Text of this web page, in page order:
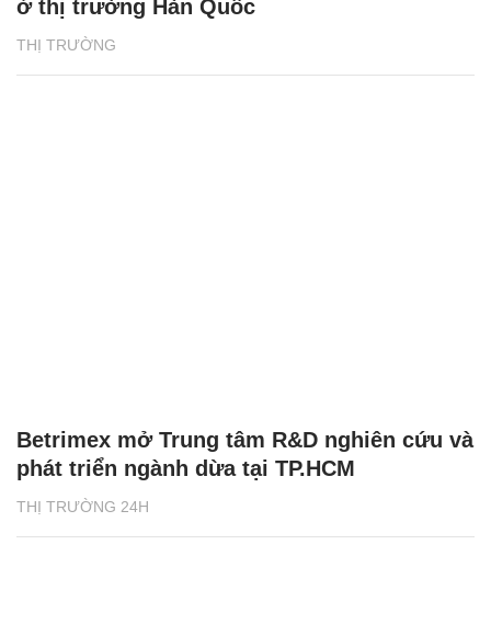
THỊ TRƯỜNG
ở thị trường Hàn Quốc
THỊ TRƯỜNG 24H
Betrimex mở Trung tâm R&D nghiên cứu và
phát triển ngành dừa tại TP.HCM